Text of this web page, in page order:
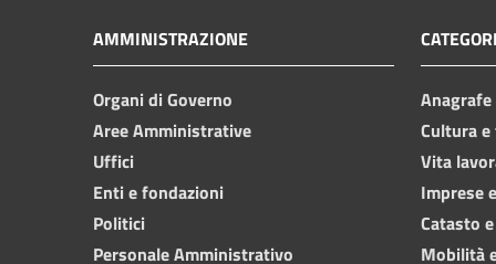
AMMINISTRAZIONE
Organi di Governo
Aree Amministrative
Uffici
Enti e fondazioni
Politici
Personale Amministrativo
Cultura
Vita
Imprese
Catasto
Mobilità